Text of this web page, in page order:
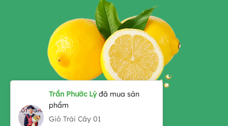
Trần Phước Lýđã mua sản
phẩm
Giỏ Trái Cây 01